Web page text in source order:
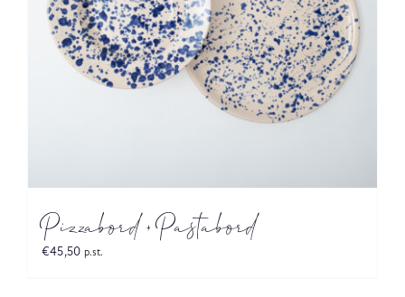
Pizzabord + Pastabord
€45,50 p.st.